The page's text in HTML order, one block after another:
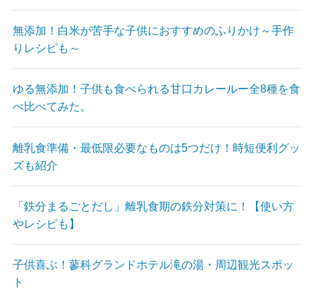
無添加！白米が苦手な子供におすすめのふりかけ～手作
りレシピも～
ゆる無添加！子供も食べられる甘口カレールー全8種を食
べ比べてみた。
離乳食準備・最低限必要なものは5つだけ！時短便利グッ
ズも紹介
「鉄分まるごとだし」離乳食期の鉄分対策に！【使い方
やレシピも】
子供喜ぶ！蓼科グランドホテル滝の湯・周辺観光スポッ
ト